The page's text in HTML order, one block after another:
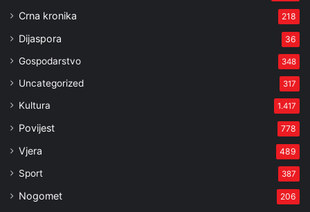
Crna kronika 218
Dijaspora 36
Gospodarstvo 348
Uncategorized 317
Kultura 1.417
Povijest 778
Vjera 489
Sport 387
Nogomet 206